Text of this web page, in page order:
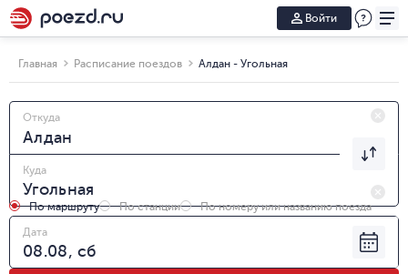
Войти
Главная Расписание поездов Алдан - Угольная
Откуда
Куда
По маршруту По станции
По номеру или названию поезда
Дата